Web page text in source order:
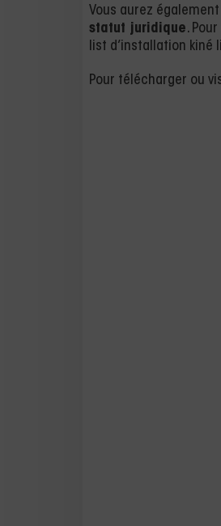
Vous aurez
statut juridique.
list d’installation kiné
Pour télécharger ou